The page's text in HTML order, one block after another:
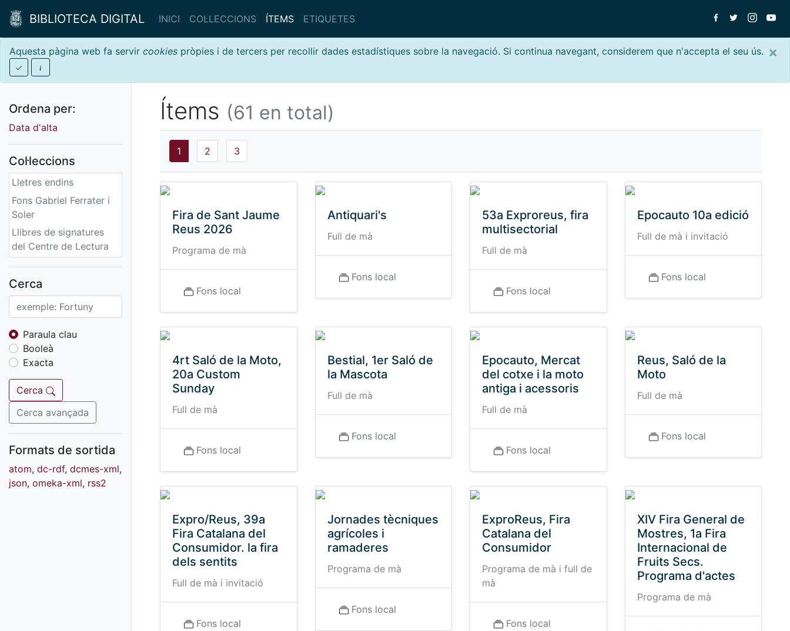
BIBLIOTECA DIGITAL INICI COL·LECCIONS ÍTEMS ETIQUETES
×
Aquesta pàgina web fa servir cookies pròpies i de tercers per recollir dades estadístiques sobre la navegació. Si continua navegant, considerem que n'accepta el seu ús.
Ordena per:
Data d'alta
Col·leccions
Lletres endins
Fons Gabriel Ferrater i
Soler
Llibres de signatures
del Centre de Lectura
Fons sonor de Ràdio
Reus
Cartells
Fons audiovisual
Fons local
Fons sonor
Goigs
Fons fotogràfic
Fons d'art
Cerca
Paraula clau
Booleà
Exacta
Cerca
Cerca avançada
Formats de sortida
atom, dc-rdf, dcmes-xml,
json, omeka-xml, rss2
Ítems (61 en total)
1 2 3
Fira de Sant Jaume
Reus 2026
Programa de mà
Fons local
Antiquari's
Full de mà
Fons local
53a Exproreus, fira
multisectorial
Full de mà
Fons local
Epocauto 10a edició
Full de mà i invitació
Fons local
4rt Saló de la Moto,
20a Custom
Sunday
Full de mà
Fons local
Bestial, 1er Saló de
la Mascota
Full de mà
Fons local
Epocauto, Mercat
del cotxe i la moto
antiga i acessoris
Full de mà
Fons local
Reus, Saló de la
Moto
Full de mà
Fons local
Expro/Reus, 39a
Fira Catalana del
Consumidor. la fira
dels sentits
Full de mà i invitació
Fons local
Jornades tècniques
agrícoles i
ramaderes
Programa de mà
Fons local
ExproReus, Fira
Catalana del
Consumidor
Programa de mà i full de
mà
Fons local
XIV Fira General de
Mostres, 1a Fira
Internacional de
Fruits Secs.
Programa d'actes
Programa de mà